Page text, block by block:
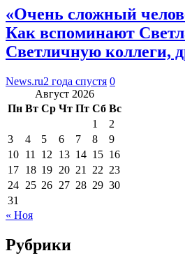
«Очень сложный
Как вспоминают
Светличную коллеги,
News.ru2 года спустя 0
Август 2026
Пн Вт Ср Чт Пт Сб Вс
1
2
3
4 5 6 7 8
9
10 11 12 13 14 15 16
17 18 19 20 21 22 23
24 25 26 27 28 29 30
31
« Ноя
Рубрики